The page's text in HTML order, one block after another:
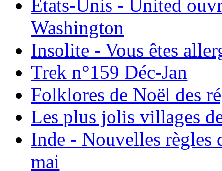
États-Unis - United
Washington
Insolite - Vous êtes
Trek n°159 Déc-Jan
Folklores de Noël des
Les plus jolis villages
Inde - Nouvelles règles
mai